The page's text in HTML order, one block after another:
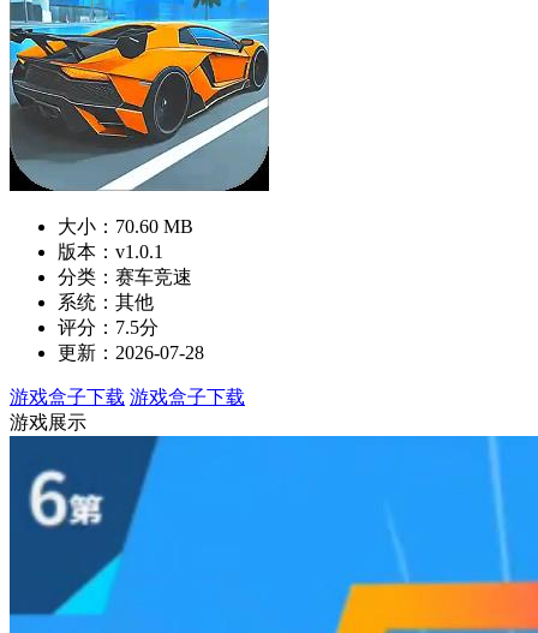
大小：70.60 MB
版本：v1.0.1
分类：赛车竞速
系统：其他
评分：7.5分
更新：2026-07-28
游戏盒子下载 游戏盒子下载
游戏展示